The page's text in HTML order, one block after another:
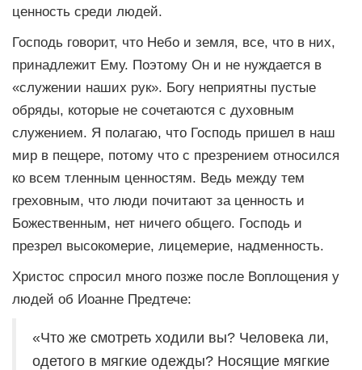
ценность среди людей.
Господь говорит, что Небо и земля, все, что в них,
принадлежит Ему. Поэтому Он и не нуждается в
«служении наших рук». Богу неприятны пустые
обряды, которые не сочетаются с духовным
служением. Я полагаю, что Господь пришел в наш
мир в пещере, потому что с презрением относился
ко всем тленным ценностям. Ведь между тем
греховным, что люди почитают за ценность и
Божественным, нет ничего общего. Господь и
презрел высокомерие, лицемерие, надменность.
Христос спросил много позже после Воплощения у
людей об Иоанне Предтече:
«Что же смотреть ходили вы? Человека ли,
одетого в мягкие одежды? Носящие мягкие